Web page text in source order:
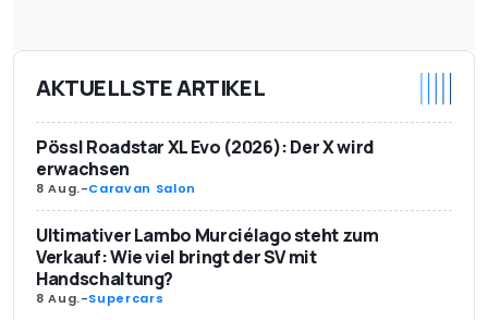
AKTUELLSTE ARTIKEL
Pössl Roadstar XL Evo (2026): Der X wird
erwachsen
8 Aug.-Caravan Salon
Ultimativer Lambo Murciélago steht zum
Verkauf: Wie viel bringt der SV mit
Handschaltung?
8 Aug.-Supercars